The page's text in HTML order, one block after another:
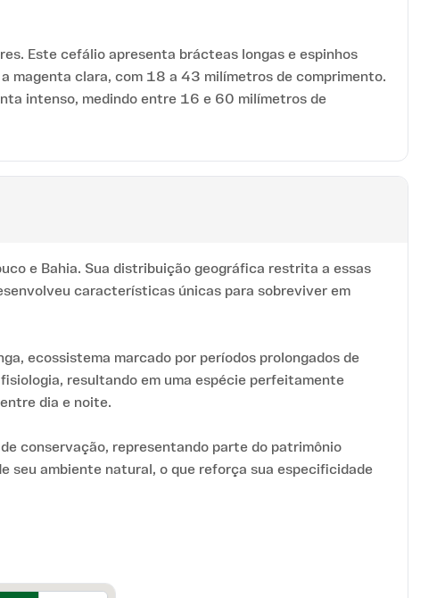
Este cefálio apresenta brácteas longas e espinhos
magenta clara, com 18 a 43 milímetros de comprimento.
intenso, medindo entre 16 e 60 milímetros de
e Bahia. Sua distribuição geográfica restrita a essas
características únicas para sobreviver em
ecossistema marcado por períodos prolongados de
resultando em uma espécie perfeitamente
dia e noite.
conservação, representando parte do patrimônio
seu ambiente natural, o que reforça sua especificidade